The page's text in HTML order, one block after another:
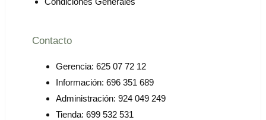
Contacto
Gerencia: 625 07 72 12
Información: 696 351 689
Administración: 924 049 249
Tienda: 699 532 531